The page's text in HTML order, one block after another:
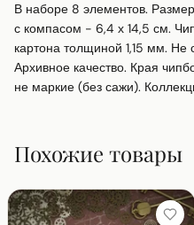
В наборе 8 элементов.
с компасом - 6,4 х 14,5 см.
картона толщиной 1,15 мм. Не
Архивное качество. Края
не маркие (без сажи).
Похожие товары